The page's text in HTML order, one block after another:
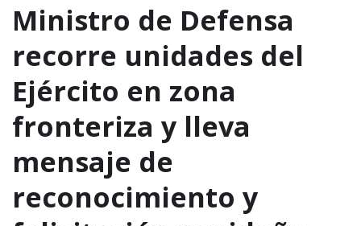
Ministro de Defensa
recorre unidades del
Ejército en zona
fronteriza y lleva
mensaje de
reconocimiento y